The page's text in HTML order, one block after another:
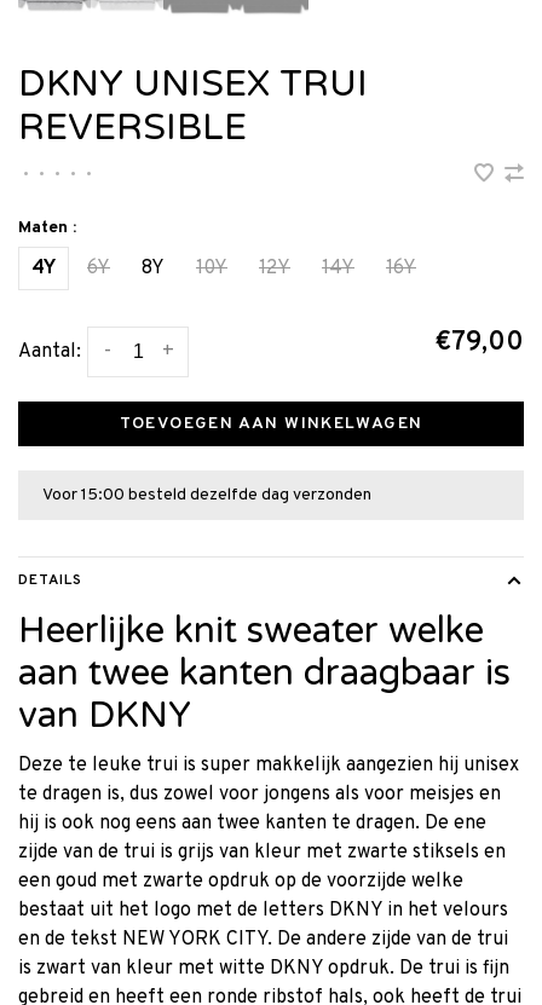
DKNY UNISEX TRUI
REVERSIBLE
• • • • •
Maten :
4Y 6Y 8Y 10Y 12Y 14Y 16Y
Aantal: +
- €79,00
TOEVOEGEN AAN WINKELWAGEN
Voor 15:00 besteld dezelfde dag verzonden
DETAILS
Heerlijke knit sweater welke
aan twee kanten draagbaar is
van DKNY
Deze te leuke trui is super makkelijk aangezien hij unisex
te dragen is, dus zowel voor jongens als voor meisjes en
hij is ook nog eens aan twee kanten te dragen. De ene
zijde van de trui is grijs van kleur met zwarte stiksels en
een goud met zwarte opdruk op de voorzijde welke
bestaat uit het logo met de letters DKNY in het velours
en de tekst NEW YORK CITY. De andere zijde van de trui
is zwart van kleur met witte DKNY opdruk. De trui is fijn
gebreid en heeft een ronde ribstof hals, ook heeft de trui